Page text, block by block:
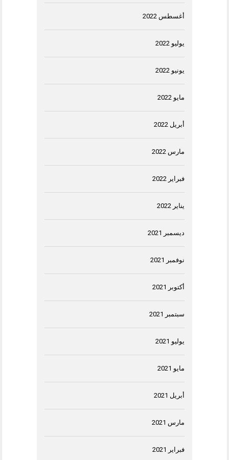
أغسطس 2022
يوليو 2022
يونيو 2022
مايو 2022
أبريل 2022
مارس 2022
فبراير 2022
يناير 2022
ديسمبر 2021
نوفمبر 2021
أكتوبر 2021
سبتمبر 2021
يوليو 2021
مايو 2021
أبريل 2021
مارس 2021
فبراير 2021